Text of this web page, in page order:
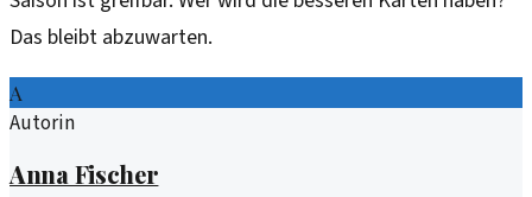
Das bleibt abzuwarten.
A
Autorin
Anna Fischer